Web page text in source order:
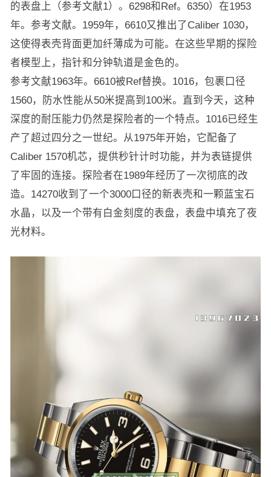
的表盘上（参考文献1）。6298和Ref。6350）在1953
年。参考文献。1959年，6610又推出了Caliber 1030，
这使得表壳背面更加纤薄成为可能。在这些早期的探险
者模型上，指针和分钟轨道是金色的。
参考文献1963年。6610被Ref替换。1016，包裹口径
1560，防水性能从50米提高到100米。直到今天，这种
深度的耐压能力仍然是探险者的一个特点。1016已经生
产了超过四分之一世纪。从1975年开始，它配备了
Caliber 1570机芯，提供秒针计时功能，并为表链提供
了牢固的连接。探险者在1989年经历了一次彻底的改
造。14270收到了一个3000口径的新表壳和一颗蓝宝石
水晶，以及一个带有白金刻度的表盘，表盘中填充了夜
光材料。